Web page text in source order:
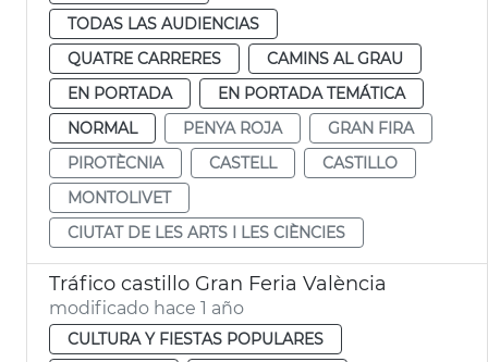
TODAS LAS AUDIENCIAS
QUATRE CARRERES
CAMINS AL GRAU
EN PORTADA
EN PORTADA TEMÁTICA
NORMAL
PENYA ROJA
GRAN FIRA
PIROTÈCNIA
CASTELL
CASTILLO
MONTOLIVET
CIUTAT DE LES ARTS I LES CIÈNCIES
Tráfico castillo Gran Feria València
modificado hace 1 año
CULTURA Y FIESTAS POPULARES